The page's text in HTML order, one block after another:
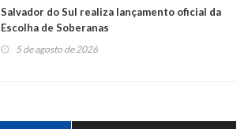
Salvador do Sul realiza lançamento oficial da
Escolha de Soberanas
5 de agosto de 2026